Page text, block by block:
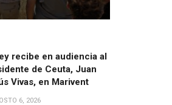
recibe en audiencia al
de Ceuta, Juan
Vivas, en Marivent
6, 2026